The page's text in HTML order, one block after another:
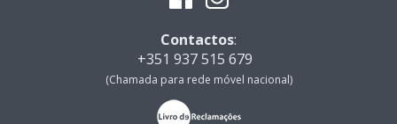
Contactos:
+351 937 515 679
(Chamada para rede móvel nacional)